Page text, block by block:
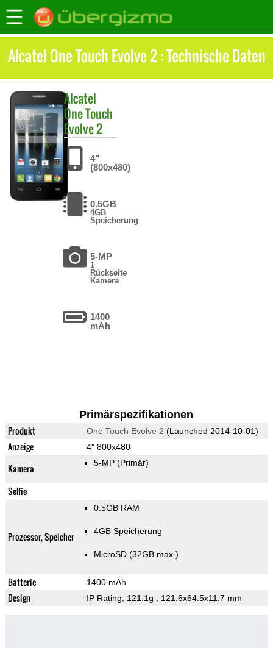
Alcatel One Touch Evolve 2 : Technische Daten
Alcatel
One Touch
Evolve 2
4"
(800x480)
0.5GB
4GB
Speicherung
5-MP
1
Rückseite
Kamera
1400
mAh
Primärspezifikationen
Produkt One Touch Evolve 2 (Launched 2014-10-01)
Anzeige 4" 800x480
Kamera 5-MP (Primär)
Selfie
Prozessor, Speicher
0.5GB RAM
4GB Speicherung
MicroSD (32GB max.)
Batterie 1400 mAh
Design IP Rating, 121.1g , 121.6x64.5x11.7 mm